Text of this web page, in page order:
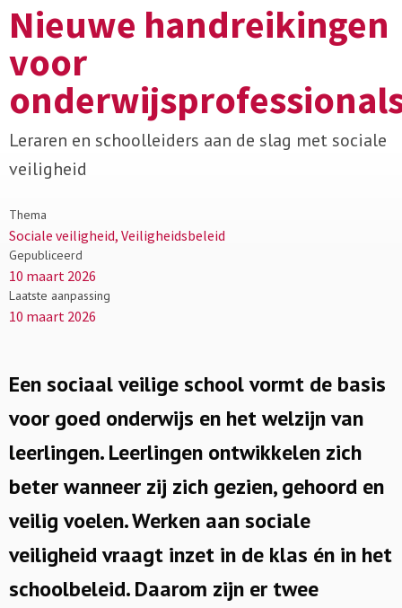
Nieuwe handreikingen
voor
Leraren en schoolleiders aan de slag met sociale
veiligheid
Thema
Sociale veiligheid, Veiligheidsbeleid
Gepubliceerd
10 maart 2026
Laatste aanpassing
10 maart 2026
Een sociaal veilige school vormt de basis
voor goed onderwijs en het welzijn van
leerlingen. Leerlingen ontwikkelen zich
beter wanneer zij zich gezien, gehoord en
veilig voelen. Werken aan sociale
veiligheid vraagt inzet in de klas én in het
schoolbeleid. Daarom zijn er twee